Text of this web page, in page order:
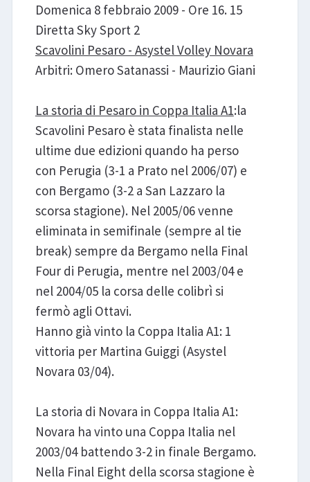
Domenica 8 febbraio 2009 - Ore 16. 15
Diretta Sky Sport 2
Scavolini Pesaro - Asystel Volley Novara
Arbitri: Omero Satanassi - Maurizio Giani
La storia di Pesaro in Coppa Italia A1:la
Scavolini Pesaro è stata finalista nelle
ultime due edizioni quando ha perso
con Perugia (3-1 a Prato nel 2006/07) e
con Bergamo (3-2 a San Lazzaro la
scorsa stagione). Nel 2005/06 venne
eliminata in semifinale (sempre al tie
break) sempre da Bergamo nella Final
Four di Perugia, mentre nel 2003/04 e
nel 2004/05 la corsa delle colibrì si
fermò agli Ottavi.
Hanno già vinto la Coppa Italia A1: 1
vittoria per Martina Guiggi (Asystel
Novara 03/04).
La storia di Novara in Coppa Italia A1:
Novara ha vinto una Coppa Italia nel
2003/04 battendo 3-2 in finale Bergamo.
Nella Final Eight della scorsa stagione è